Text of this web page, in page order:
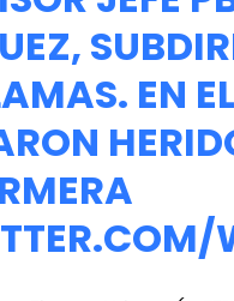
EN